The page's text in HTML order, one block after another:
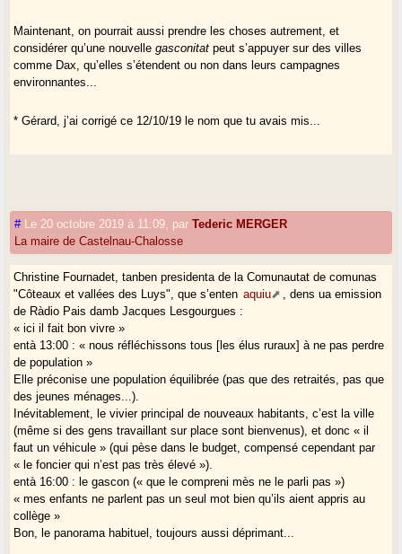
Maintenant, on pourrait aussi prendre les choses autrement, et
considérer qu’une nouvellegasconitat peut s’appuyer sur des villes
comme Dax, qu’elles s’étendent ou non dans leurs campagnes
environnantes...
* Gérard, j’ai corrigé ce 12/10/19 le nom que tu avais mis...
# Le 20 octobre 2019 à 11:09 parTederic MERGER
La maire de Castelnau-Chalosse
Christine Fournadet, tanben presidenta de la Comunautat de comunas
"Côteaux et vallées des Luys", que s’enten aquiu
, dens ua emission
de Ràdio Pais damb Jacques Lesgourgues :
« ici il fait bon vivre »
entà 13:00 : « nous réfléchissons tous [les élus ruraux] à ne pas perdre
de population »
Elle préconise une population équilibrée (pas que des retraités, pas que
des jeunes ménages...).
Inévitablement, le vivier principal de nouveaux habitants, c’est la ville
(même si des gens travaillant sur place sont bienvenus), et donc « il
faut un véhicule » (qui pèse dans le budget, compensé cependant par
« le foncier qui n’est pas très élevé »).
entà 16:00 : le gascon (« que le compreni mès ne le parli pas »)
« mes enfants ne parlent pas un seul mot bien qu’ils aient appris au
collège »
Bon, le panorama habituel, toujours aussi déprimant...